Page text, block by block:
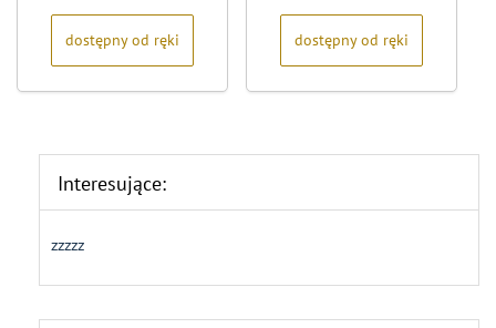
dostępny od ręki dostępny od ręki
Interesujące:
zzzzz